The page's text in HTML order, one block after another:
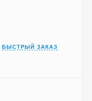
БЫСТРЫЙ ЗАКАЗ